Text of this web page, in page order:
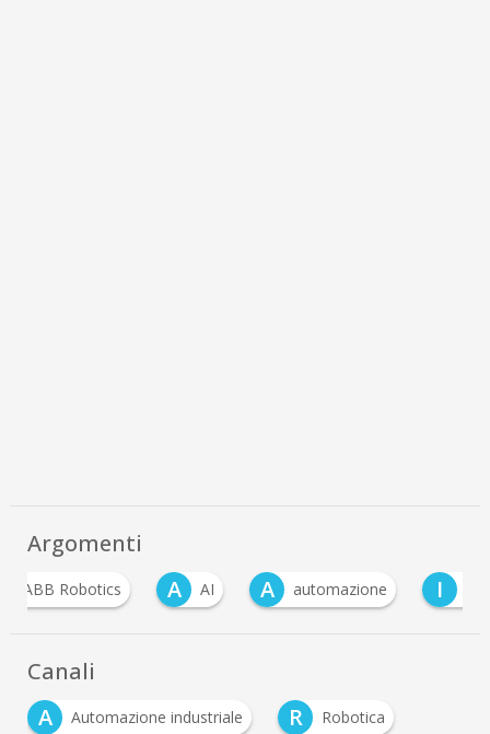
Argomenti
A
AI automazione I intelligenza artificiale
Canali
A
Automazione industriale R Robotica